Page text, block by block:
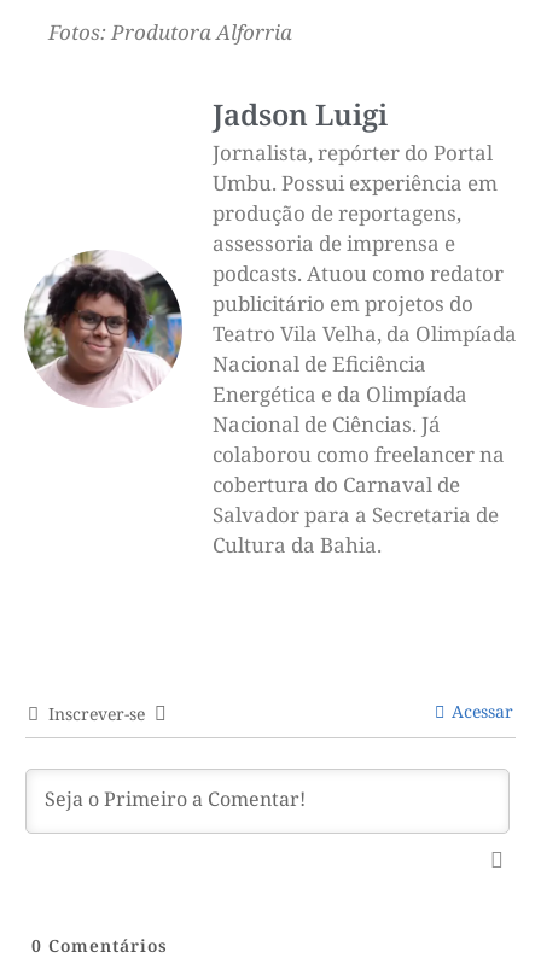
Fotos: Produtora Alforria
Jadson Luigi
Jornalista, repórter do Portal
Umbu. Possui experiência em
produção de reportagens,
assessoria de imprensa e
podcasts. Atuou como redator
publicitário em projetos do
Teatro Vila Velha, da Olimpíada
Nacional de Eficiência
Energética e da Olimpíada
Nacional de Ciências. Já
colaborou como freelancer na
cobertura do Carnaval de
Salvador para a Secretaria de
Cultura da Bahia.
Inscrever-se Acessar
0 Comentários